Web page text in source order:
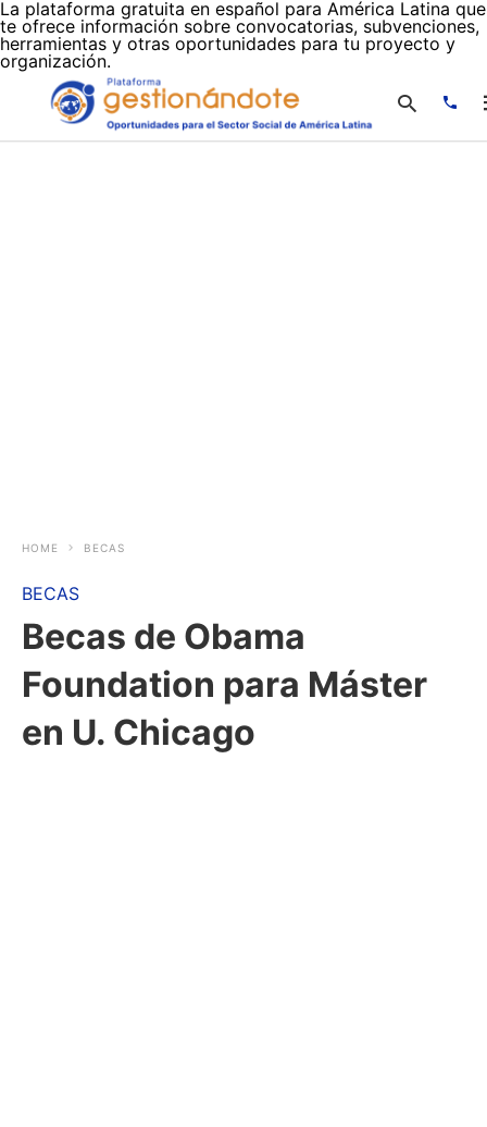
La plataforma gratuita en español para América Latina que
te ofrece información sobre convocatorias, subvenciones,
herramientas y otras oportunidades para tu proyecto y
organización.
HOME BECAS
BECAS
Becas de Obama
Foundation para Máster
en U. Chicago